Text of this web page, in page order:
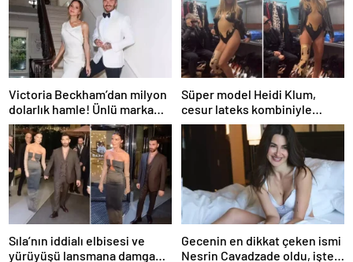
Victoria Beckham’dan milyon
dolarlık hamle! Ünlü marka
satışa çıkıyor
Süper model Heidi Klum,
cesur lateks kombiniyle
kamera karşısında büyüledi
Sıla’nın iddialı elbisesi ve
yürüyüşü lansmana damga
Gecenin en dikkat çeken ismi
Nesrin Cavadzade oldu, işte